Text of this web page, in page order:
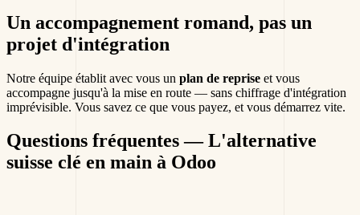
Un accompagnement romand, pas un
projet d'intégration
Notre équipe établit avec vous un plan de reprise et vous
accompagne jusqu'à la mise en route — sans chiffrage d'intégration
imprévisible. Vous savez ce que vous payez, et vous démarrez vite.
Questions fréquentes— L'alternative
suisse clé en main à Odoo